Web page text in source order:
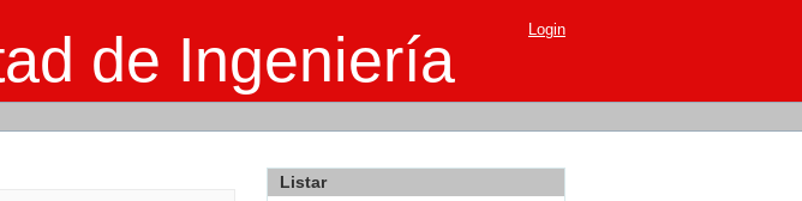
de Ingeniería Login
Listar